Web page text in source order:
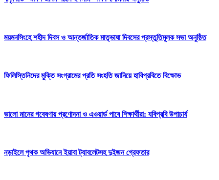
ময়মনসিংহে শহীদ দিবস ও আন্তর্জাতিক মাতৃভাষা দিবসের প্রস্তুতিমূলক সভা অনুষ্ঠিত
ফিলিস্তিনিদের মুক্তি সংগ্রামের প্রতি সংহতি জানিয়ে হাবিপ্রবিতে বিক্ষোভ
ভালো মানের গবেষণায় প্রণোদনা ও এওয়ার্ড পাবে শিক্ষার্থীরা: যবিপ্রবি উপাচার্য
নড়াইলে পৃথক অভিযানে ইয়াবা ট্যাবলেটসহ দুইজন গ্রেফতার